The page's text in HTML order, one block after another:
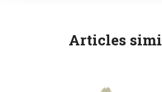
Articles